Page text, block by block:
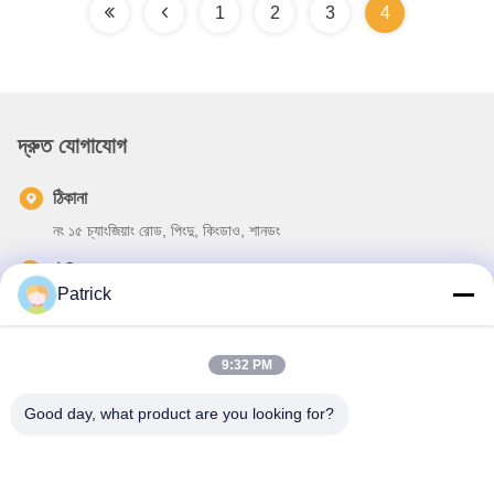
1 2 3 4
দ্রুত যোগাযোগ
ঠিকানা
নং ১৫ চ্যাংজিয়াং রোড, পিংদু, কিংডাও, শানডং
86-156-5310-0953
davidkxd@chinasteelstructure.cn
Patrick
9:32 PM
Good day, what product are you looking for?